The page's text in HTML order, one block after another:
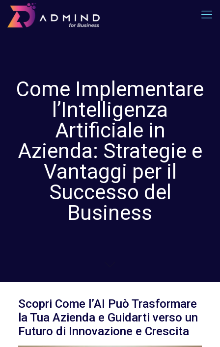
Come Implementare
l’Intelligenza
Artificiale in
Azienda: Strategie e
Vantaggi per il
Successo del
Business
Scopri Come l’AI Può Trasformare
la Tua Azienda e Guidarti verso un
Futuro di Innovazione e Crescita